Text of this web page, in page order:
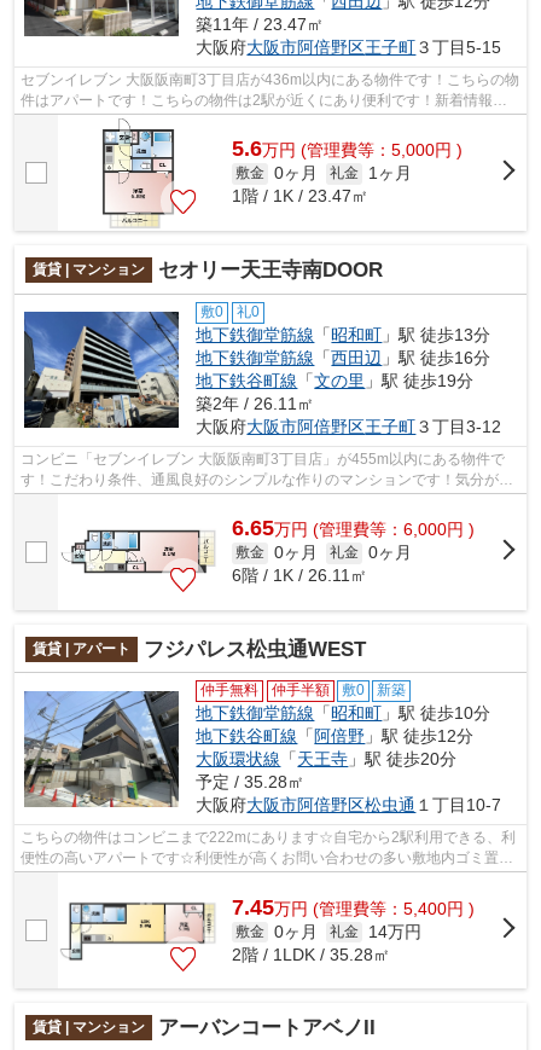
築11年 / 23.47㎡
大阪府大阪市阿倍野区王子町３丁目5-15
セブンイレブン 大阪阪南町3丁目店が436m以内にある物件です！こちらの物
件はアパートです！こちらの物件は2駅が近くにあり便利です！新着情報：
マメゾン阿倍野の空室情報ならコチラ！...
5.6万円 (管理費等：5,000円 )
敷金 0ヶ月 礼金
1ヶ月
1階 / 1K / 23.47㎡
賃貸 | マンション セオリー天王寺南DOOR
敷0 礼0
地下鉄御堂筋線 「昭和町 」駅 徒歩13分
地下鉄御堂筋線 「西田辺 」駅 徒歩16分
地下鉄谷町線 「文の里 」駅 徒歩19分
築2年 / 26.11㎡
大阪府大阪市阿倍野区王子町３丁目3-12
コンビニ「セブンイレブン 大阪阪南町3丁目店」が455m以内にある物件で
す！こだわり条件、通風良好のシンプルな作りのマンションです！気分が落
ちた時には換気でリフレッシュしましょ...
6.65万円 (管理費等：6,000円 )
敷金 0ヶ月 礼金 0ヶ月
6階 / 1K / 26.11㎡
賃貸 | アパート フジパレス松虫通WEST
仲手無料 仲手半額 敷0 新築
地下鉄御堂筋線 「昭和町 」駅 徒歩10分
地下鉄谷町線 「 阿倍野 」駅 徒歩12分
大阪環状線 「天王寺 」駅 徒歩20分
予定 / 35.28㎡
大阪府大阪市阿倍野区松虫通 １丁目10-7
こちらの物件はコンビニまで222mにあります☆自宅から2駅利用できる、利
便性の高いアパートです☆利便性が高くお問い合わせの多い敷地内ゴミ置き
7.45万円 (管理費等：5,400円 )
敷金 0ヶ月 礼金
14万円
2階 / 1LDK / 35.28㎡
賃貸 | マンション アーバンコートアベノII